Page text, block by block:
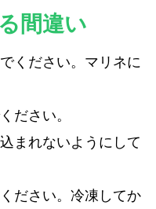
間違い
ください。マリネに
ださい。
まれないようにして
ださい。冷凍してか